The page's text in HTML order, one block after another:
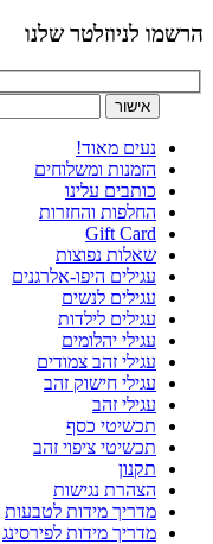
הרשמו לניוזלטר שלנו
נעים מאוד!
הזמנות ומשלוחים
כותבים עלינו
החלפות והחזרות
Gift Card
שאלות נפוצות
עגילים היפו-אלרגנים
עגילים לנשים
עגילים לילדות
עגילי יהלומים
עגילי זהב צמודים
עגילי חישוק זהב
עגילי זהב
תכשיטי כסף
תכשיטי ציפוי זהב
תקנון
הצהרת נגישות
מדריך מידות לטבעות
מדריך מידות לפירסינג